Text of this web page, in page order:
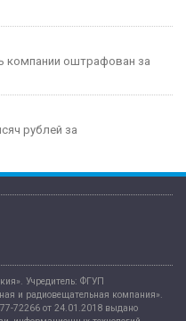
сборной России по
бою памяти павших...
турнир по боксу
здоровья и